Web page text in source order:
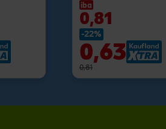
iba
0,81
-22%
0,63
0,81